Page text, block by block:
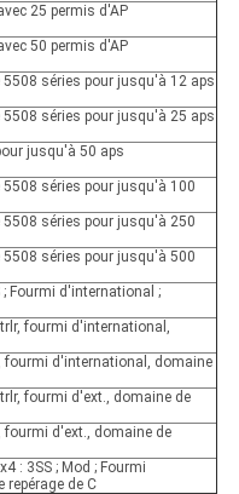
25 permis d'AP
50 permis d'AP
séries pour jusqu'à 12 aps
séries pour jusqu'à 25 aps
jusqu'à 50 aps
séries pour jusqu'à 100
séries pour jusqu'à 250
séries pour jusqu'à 500
; Fourmi d'international ;
fourmi d'international,
d'international, domaine
fourmi d'ext., domaine de
d'ext., domaine de
: 3SS ; Mod ; Fourmi
repérage de C